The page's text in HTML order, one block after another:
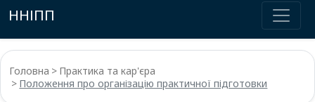
ННІПП
Головна
Практика та кар'єра
Положення про організацію практичної підготовки